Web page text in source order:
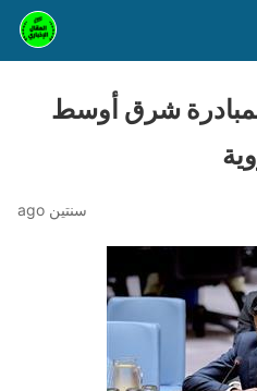
لمبادرة شرق أوسط
سنتين ago